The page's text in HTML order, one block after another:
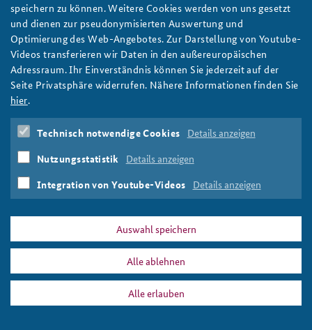
Porträtfoto Ekkehard Brose
Foto: BAKS
ekkehard_brose_808x486_slider.png
speichern zu können. Weitere Cookies werden von uns gesetzt
und dienen zur pseudonymisierten Auswertung und
Optimierung des Web-Angebotes. Zur Darstellung von Youtube-
Videos transferieren wir Daten in den außereuropäischen
Adressraum. Ihr Einverständnis können Sie jederzeit auf der
Seite Privatsphäre widerrufen. Nähere Informationen finden Sie
hier.
Technisch notwendige Cookies Details anzeigen
Nutzungsstatistik Details anzeigen
Integration von Youtube-Videos Details anzeigen
Auswahl speichern
Alle ablehnen
Alle erlauben